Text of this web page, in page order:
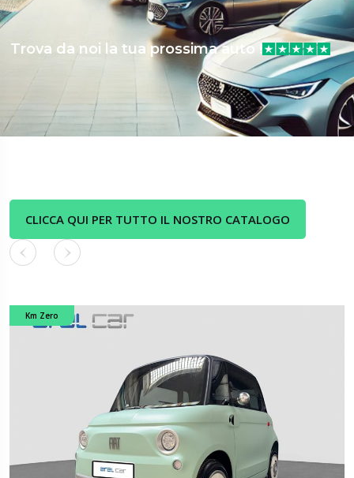
Trova da noi la tua prossima auto !
CLICCA QUI PER TUTTO IL NOSTRO CATALOGO
Km Zero